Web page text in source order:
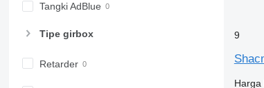
Tangki AdBlue
Tipe girbox
Retarder
9
Harga